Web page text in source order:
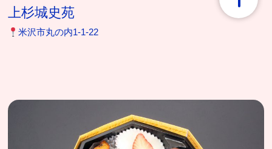
上杉城史苑
米沢市丸の内1‐1‐22